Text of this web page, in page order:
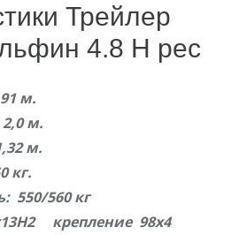
Трейлер
4.8 H рес
м.
м.
м.
кг.
550/560 кг
крепление 98х4